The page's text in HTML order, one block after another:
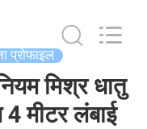
प्रोफाइल
मिश्र धातु
मीटर लंबाई